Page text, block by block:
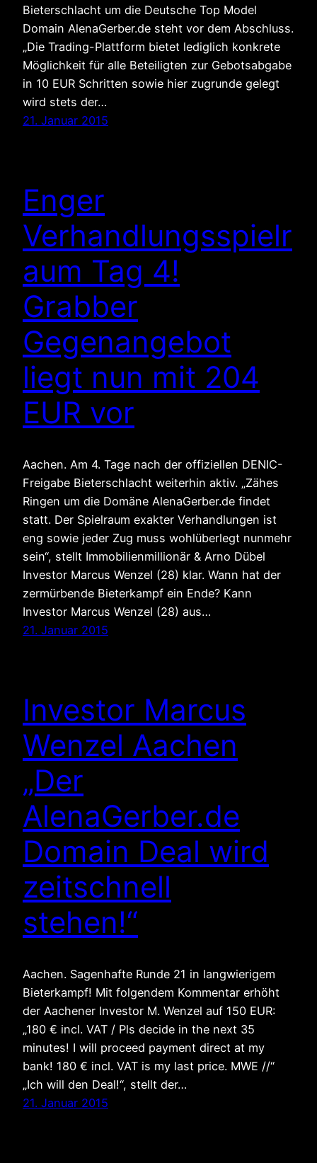
Bieterschlacht um die Deutsche Top Model
Domain AlenaGerber.de steht vor dem Abschluss.
„Die Trading-Plattform bietet lediglich konkrete
Möglichkeit für alle Beteiligten zur Gebotsabgabe
in 10 EUR Schritten sowie hier zugrunde gelegt
wird stets der…
21. Januar 2015
Enger
Verhandlungsspielr
aum Tag 4!
Grabber
Gegenangebot
liegt nun mit 204
EUR vor
Aachen. Am 4. Tage nach der offiziellen DENIC-
Freigabe Bieterschlacht weiterhin aktiv. „Zähes
Ringen um die Domäne AlenaGerber.de findet
statt. Der Spielraum exakter Verhandlungen ist
eng sowie jeder Zug muss wohlüberlegt nunmehr
sein“, stellt Immobilienmillionär & Arno Dübel
Investor Marcus Wenzel (28) klar. Wann hat der
zermürbende Bieterkampf ein Ende? Kann
Investor Marcus Wenzel (28) aus…
21. Januar 2015
Investor Marcus
Wenzel Aachen
„Der
AlenaGerber.de
Domain Deal wird
zeitschnell
stehen!“
Aachen. Sagenhafte Runde 21 in langwierigem
Bieterkampf! Mit folgendem Kommentar erhöht
der Aachener Investor M. Wenzel auf 150 EUR:
„180 € incl. VAT / Pls decide in the next 35
minutes! I will proceed payment direct at my
bank! 180 € incl. VAT is my last price. MWE //“
„Ich will den Deal!“, stellt der…
21. Januar 2015